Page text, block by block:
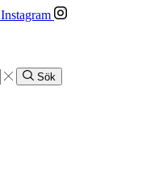
Instagram
Sök